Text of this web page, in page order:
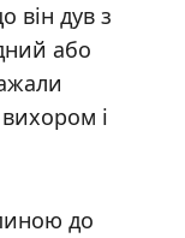
він дув з
або
і
до